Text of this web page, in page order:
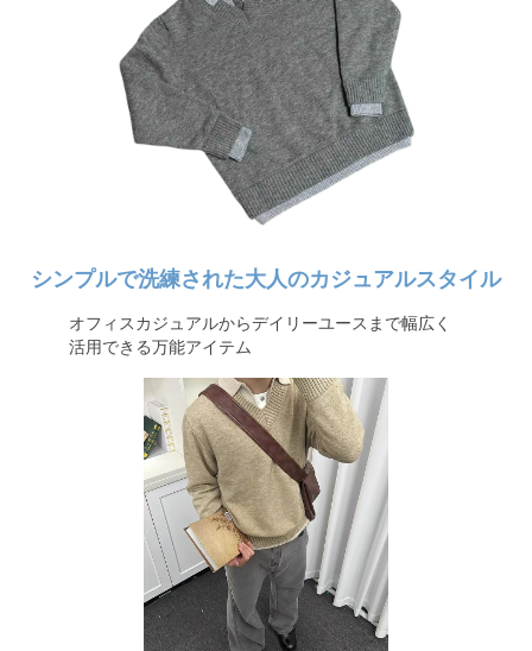
シンプルで洗練された大人のカジュアルスタイル
オフィスカジュアルからデイリーユースまで幅広く
活用できる万能アイテム